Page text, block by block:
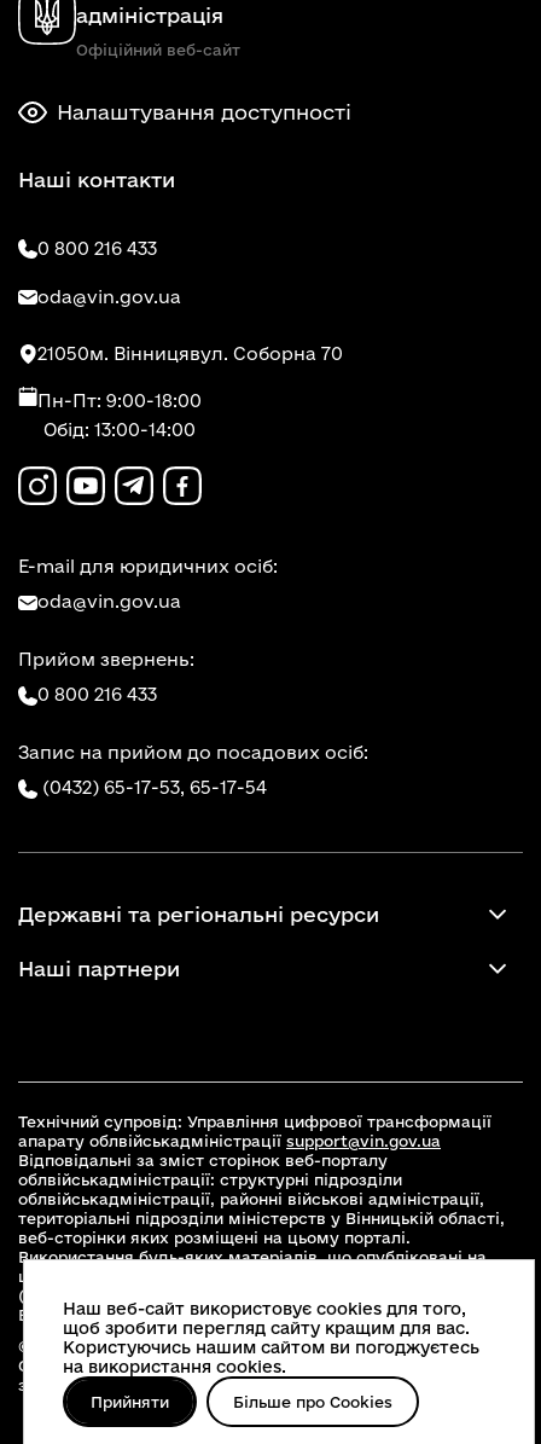
адміністрація
Офіційний веб-сайт
Налаштування доступності
Наші контакти
0 800 216 433
oda@vin.gov.ua
21050м. Вінницявул. Соборна 70
Пн-Пт: 9:00-18:00
Обід: 13:00-14:00
E-mail для юридичних осіб:
oda@vin.gov.ua
Прийом звернень:
0 800 216 433
Запис на прийом до посадових осіб:
(0432) 65-17-53, 65-17-54
Державні та регіональні ресурси
Наші партнери
Технічний супровід: Управління цифрової трансформації
апарату облвійськадміністрації support@vin.gov.ua
Відповідальні за зміст сторінок веб-порталу
облвійськадміністрації: структурні підрозділи
облвійськадміністрації, районні військові адміністрації,
територіальні підрозділи міністерств у Вінницькій області,
веб-сторінки яких розміщені на цьому порталі.
Використання будь-яких матеріалів, що опубліковані на
цьому сайті, дозволяється при умові зазначення посилання
(для інтернет-видань - гіперпосилання) на офіційний сайт
Вінницької облвійськадміністраціїwww.vin.gov.ua .
© 2026 Весь контент доступний за ліцензією Creative
Commons Attribution 4.0 International license, якщо не
зазначено інше
Наш веб-сайт використовує cookies для того,
щоб зробити перегляд сайту кращим для вас.
Користуючись нашим сайтом ви погоджуєтесь
на використання cookies.
Прийняти Більше про Cookies